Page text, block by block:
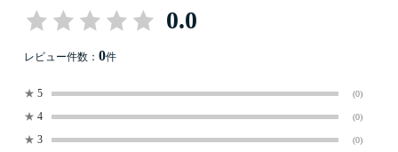
0.0
レビュー件数： 0件
★ 5 (0)
★ 4 (0)
★ 3 (0)